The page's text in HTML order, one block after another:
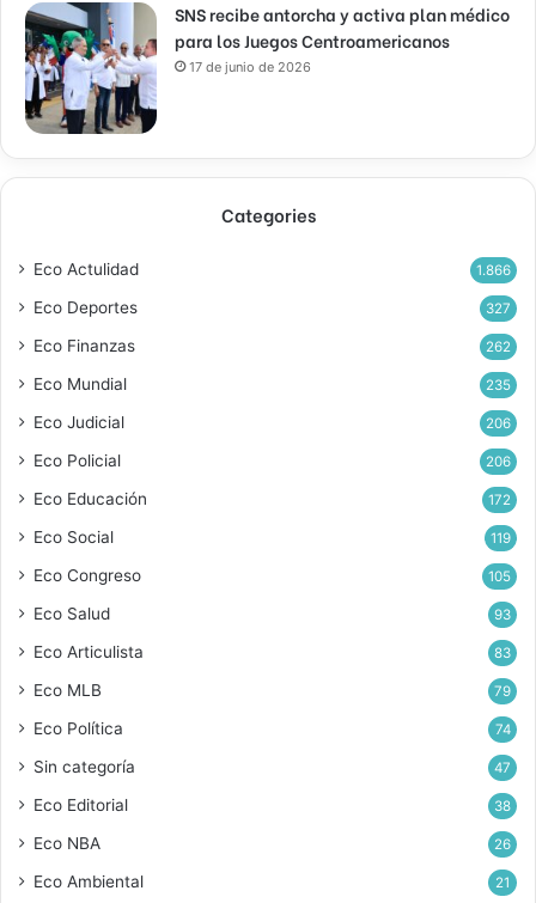
SNS recibe antorcha y activa plan médico
para los Juegos Centroamericanos
17 de junio de 2026
Categories
Eco Actulidad 1.866
Eco Deportes 327
Eco Finanzas 262
Eco Mundial 235
Eco Judicial 206
Eco Policial 206
Eco Educación 172
Eco Social 119
Eco Congreso 105
Eco Salud 93
Eco Articulista 83
Eco MLB 79
Eco Política 74
Sin categoría 47
Eco Editorial 38
Eco NBA 26
Eco Ambiental 21